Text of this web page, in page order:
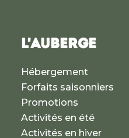
L'AUBERGE
Hébergement
Forfaits saisonniers
Promotions
Activités en été
Activités en hiver